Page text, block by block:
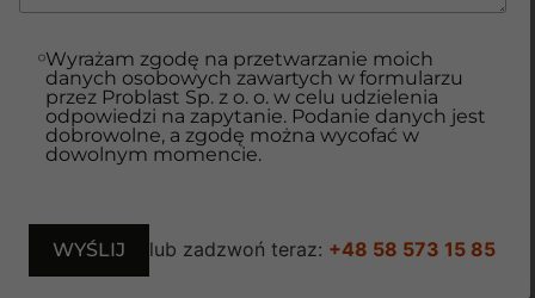
Wyrażam zgodę na przetwarzanie moich
danych osobowych zawartych w formularzu
przez Problast Sp. z o. o. w celu udzielenia
odpowiedzi na zapytanie. Podanie danych jest
dobrowolne, a zgodę można wycofać w
dowolnym momencie.
lub zadzwoń teraz: +48 58 573 15 85